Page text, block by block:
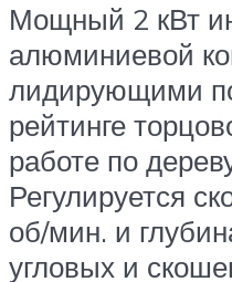
Мощный 2 кВт
алюминиевой
лидирующими
рейтинге
работе по
Регулируется
об/мин. и
угловых и